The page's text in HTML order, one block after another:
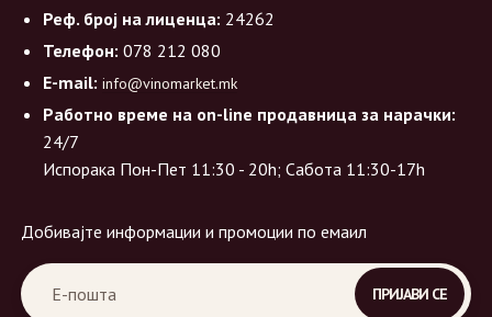
Реф. број на лиценца: 24262
Телефон: 078 212 080
E-mail: info@vinomarket.mk
Работно време на on-line продавница за нарачки:
24/7
Испорака Пон-Пет 11:30 - 20h; Сабота 11:30-17h
Добивајте информации и промоции по емаил